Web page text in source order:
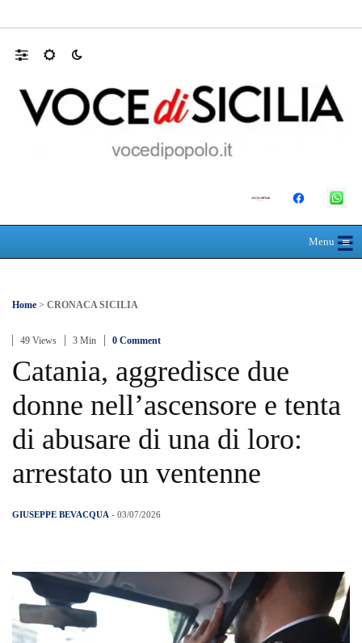
Menu≡
☰
Home > CRONACA SICILIA
49 Views 3 Min 0 Comment
Catania, aggredisce due
donne nell’ascensore e tenta
di abusare di una di loro:
arrestato un ventenne
GIUSEPPE BEVACQUA - 03/07/2026